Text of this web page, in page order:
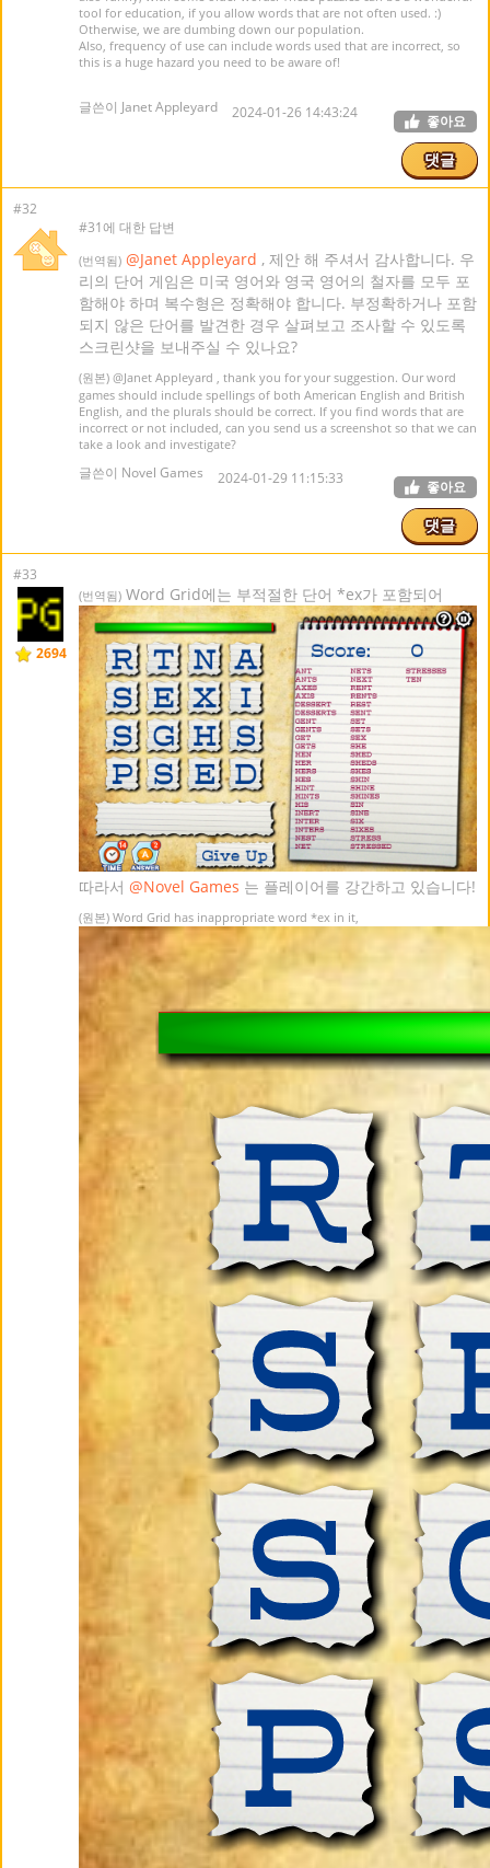
tool for education, if you allow words that are not often used. :)
Otherwise, we are dumbing down our population.
Also, frequency of use can include words used that are incorrect, so
this is a huge hazard you need to be aware of!
글쓴이 Janet Appleyard 2024-01-26 14:43:24 좋아요
댓글
#32
#31에 대한 답변
(번역됨) @Janet Appleyard , 제안 해 주셔서 감사합니다. 우
리의 단어 게임은 미국 영어와 영국 영어의 철자를 모두 포
함해야 하며 복수형은 정확해야 합니다. 부정확하거나 포함
되지 않은 단어를 발견한 경우 살펴보고 조사할 수 있도록
스크린샷을 보내주실 수 있나요?
(원본) @Janet Appleyard , thank you for your suggestion. Our word
games should include spellings of both American English and British
English, and the plurals should be correct. If you find words that are
incorrect or not included, can you send us a screenshot so that we can
take a look and investigate?
글쓴이 Novel Games 2024-01-29 11:15:33 좋아요
댓글
#33
2694
(번역됨) Word Grid에는 부적절한 단어 *ex가 포함되어
따라서 @Novel Games 는 플레이어를 강간하고 있습니다!
(원본) Word Grid has inappropriate word *ex in it,